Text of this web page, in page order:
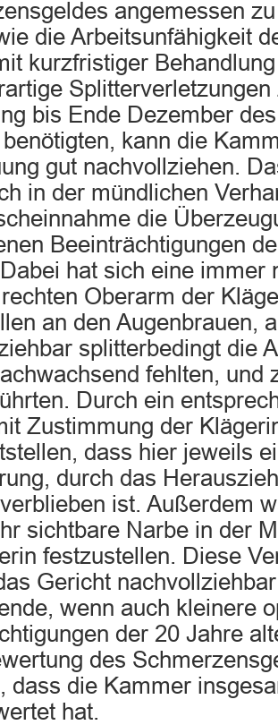
angemessen
die Arbeitsunfähigkeit
kurzfristiger
bis Ende Dezember
kann die
gut nachvollziehen.
in der mündlichen
die
Beeinträchtigungen
hat sich eine immer
Oberarm der
an den Augenbrauen,
splitterbedingt die
fehlten, und
Durch ein
Zustimmung der
dass hier jeweils
durch das
ist. Außerdem
sichtbare Narbe in der
festzustellen. Diese
Gericht
wenn auch kleinere
der 20 Jahre
des
dass die Kammer
hat.